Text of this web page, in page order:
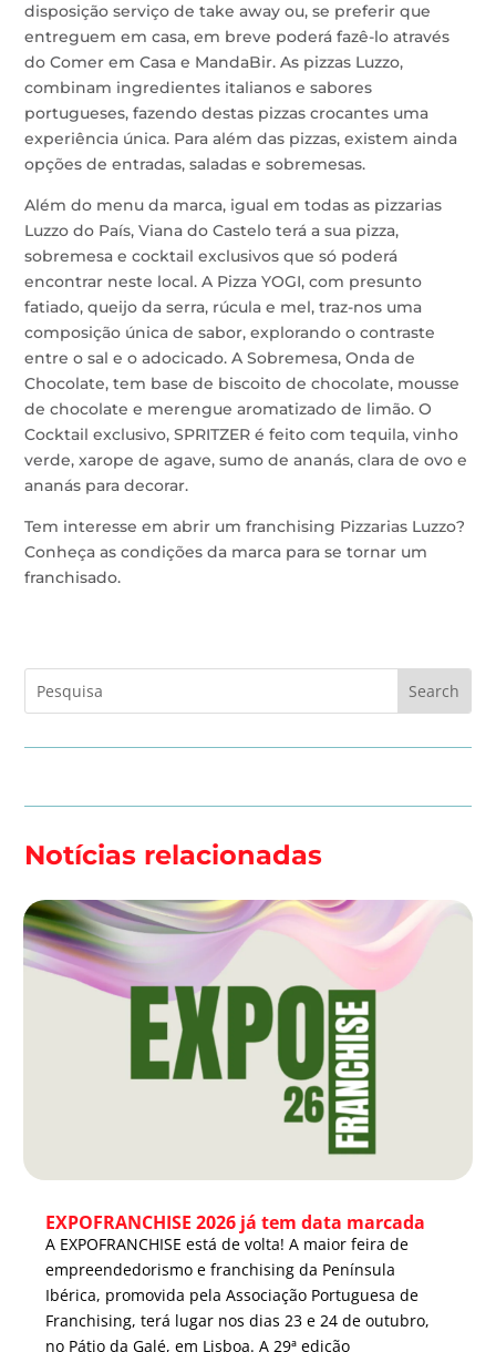
disposição serviço de take away ou, se preferir que
entreguem em casa, em breve poderá fazê-lo através
do Comer em Casa e MandaBir. As pizzas Luzzo,
combinam ingredientes italianos e sabores
portugueses, fazendo destas pizzas crocantes uma
experiência única. Para além das pizzas, existem ainda
opções de entradas, saladas e sobremesas.
Além do menu da marca, igual em todas as pizzarias
Luzzo do País, Viana do Castelo terá a sua pizza,
sobremesa e cocktail exclusivos que só poderá
encontrar neste local. A Pizza YOGI, com presunto
fatiado, queijo da serra, rúcula e mel, traz-nos uma
composição única de sabor, explorando o contraste
entre o sal e o adocicado. A Sobremesa, Onda de
Chocolate, tem base de biscoito de chocolate, mousse
de chocolate e merengue aromatizado de limão. O
Cocktail exclusivo, SPRITZER é feito com tequila, vinho
verde, xarope de agave, sumo de ananás, clara de ovo e
ananás para decorar.
Tem interesse em abrir um franchising Pizzarias Luzzo?
Conheça as condições da marca para se tornar um
franchisado.
Notícias relacionadas
EXPOFRANCHISE 2026 já tem data marcada
A EXPOFRANCHISE está de volta! A maior feira de
empreendedorismo e franchising da Península
Ibérica, promovida pela Associação Portuguesa de
Franchising, terá lugar nos dias 23 e 24 de outubro,
no Pátio da Galé, em Lisboa. A 29ª edição